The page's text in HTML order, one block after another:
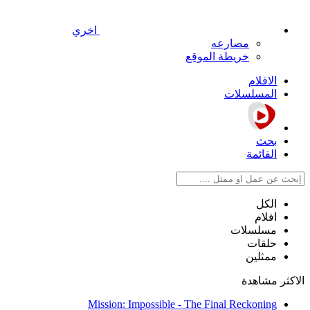
اخري
مصارعه
خريطة الموقع
الافلام
المسلسلات
بحث
القائمة
الكل
افلام
مسلسلات
حلقات
ممثلين
الاكثر مشاهدة
Mission: Impossible - The Final Reckoning